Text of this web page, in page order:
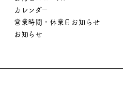
カレンダー
営業時間・休業日お知らせ
お知らせ